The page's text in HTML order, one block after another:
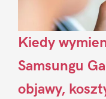
Kiedy
Samsungu
objawy,